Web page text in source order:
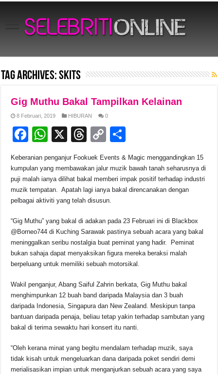
Tag Archives:Skits
Gig Muthu Bakal Tampilkan Kelainan
8 Februari, 2019 HIBURAN 0
F
c
e
b
o
k
W
at
s
A
p
X
T
e
a
d
C
p
y
Li
k
ar
e
Keberanian penganjur Fookuek Events & Magic menggandingkan 15
kumpulan yang membawakan jalur muzik bawah tanah seharusnya di
puji malah ianya dilihat bakal memberi impak positif terhadap industri
muzik tempatan. Apatah lagi ianya bakal direncanakan dengan
pelbagai aktiviti yang telah disusun.
“Gig Muthu” yang bakal di adakan pada 23 Februari ini di Blackbox
@Borneo744 di Kuching Sarawak pastinya sebuah acara yang bakal
meninggalkan seribu nostalgia buat peminat yang hadir. Peminat
bukan sahaja dapat menyaksikan figura mereka beraksi malah
berpeluang untuk memiliki sebuah motorsikal.
Wakil penganjur, Abang Saiful Zahrin berkata, Gig Muthu bakal
menghimpunkan 12 buah band daripada Malaysia dan 3 buah
daripada Indonesia, Singapura dan New Zealand. Meskipun tanpa
bantuan daripada penaja, beliau tetap yakin terhadap sambutan yang
bakal di terima sewaktu hari konsert itu nanti.
“Oleh kerana minat yang begitu mendalam terhadap muzik, saya
tidak kisah untuk mengeluarkan dana daripada poket sendiri demi
merialisasikan impian untuk menganjurkan sebuah acara yang saya